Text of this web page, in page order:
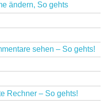
ändern, So gehts
sehen – So gehts!
Rechner – So gehts!